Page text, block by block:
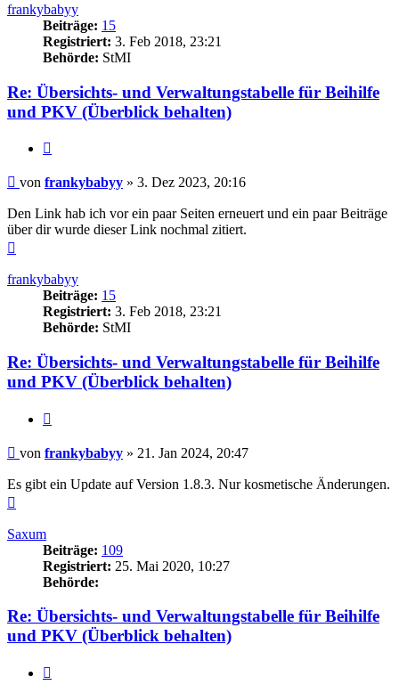
frankybabyy
Beiträge: 15
Registriert: 3. Feb 2018, 23:21
Behörde: StMI
Re: Übersichts- und Verwaltungstabelle für Beihilfe
und PKV (Überblick behalten)
Beitrag
von frankybabyy » 3. Dez 2023, 20:16
Den Link hab ich vor ein paar Seiten erneuert und ein paar Beiträge
über dir wurde dieser Link nochmal zitiert.
frankybabyy
Beiträge: 15
Registriert: 3. Feb 2018, 23:21
Behörde: StMI
Re: Übersichts- und Verwaltungstabelle für Beihilfe
und PKV (Überblick behalten)
Beitrag
von frankybabyy » 21. Jan 2024, 20:47
Es gibt ein Update auf Version 1.8.3. Nur kosmetische Änderungen.
Saxum
Beiträge: 109
Registriert: 25. Mai 2020, 10:27
Behörde:
Re: Übersichts- und Verwaltungstabelle für Beihilfe
und PKV (Überblick behalten)